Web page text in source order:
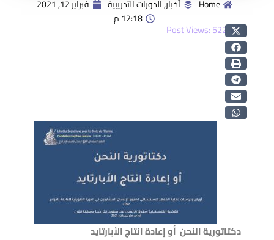
Home أخبار,الدورات التدريبية
فبراير 12, 2021
12:18 م
Post Views:522
دكتاتورية النحن أو إعادة انتاج الأبارتايد